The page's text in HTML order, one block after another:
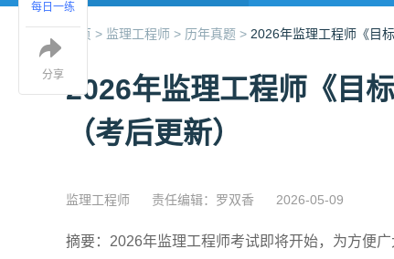
首页 > 监理工程师 > 历年真题 > 2026年监理工程师《目
2026年监理工程师《目
（考后更新）
监理工程师 责任编辑：罗双香 2026-05-09
摘要：2026年监理工程师考试即将开始，为方便
每日一练
分享